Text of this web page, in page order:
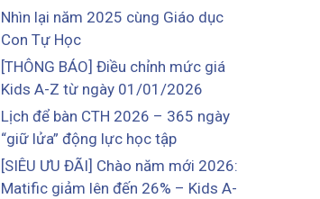
Nhìn lại năm 2025 cùng Giáo dục
Con Tự Học
[THÔNG BÁO] Điều chỉnh mức giá
Kids A-Z từ ngày 01/01/2026
Lịch để bàn CTH 2026 – 365 ngày
“giữ lửa” động lực học tập
[SIÊU ƯU ĐÃI] Chào năm mới 2026:
Matific giảm lên đến 26% – Kids A-